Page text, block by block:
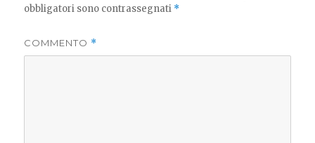
obbligatori sono contrassegnati *
COMMENTO *